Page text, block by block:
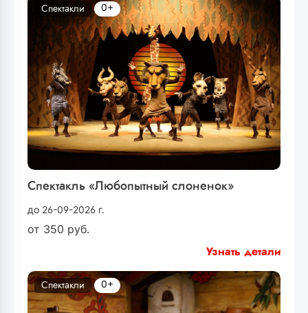
Спектакль «Любопытный слоненок»
до 26-09-2026 г.
от 350 руб.
Спектакли 0+
Узнать детали
Спектакли 0+